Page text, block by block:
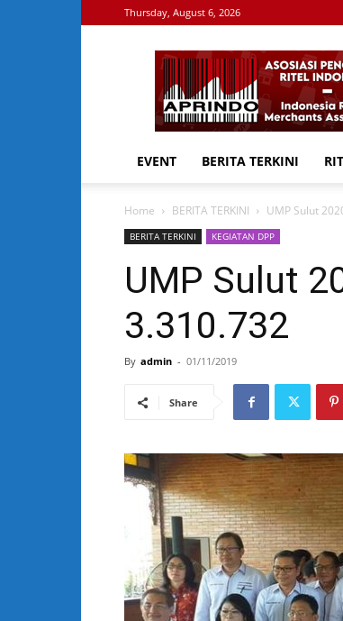
Thursday, August 6, 2026
APRINDO
EVENT BERITA TERKINI
Home BERITA TERKINI UMP Sulut
BERITA TERKINI KEGIATAN DPP
UMP Sulut
3.310.732
By admin - 01/11/2019
Share